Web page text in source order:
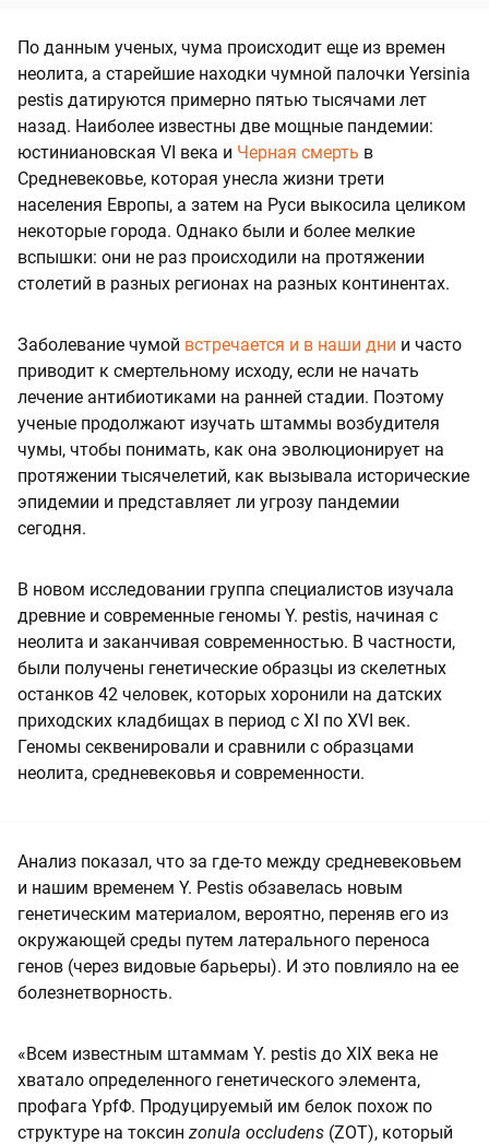
По данным ученых, чума происходит еще из времен
неолита, а старейшие находки чумной палочки Yersinia
pestis датируются примерно пятью тысячами лет
назад. Наиболее известны две мощные пандемии:
юстиниановская VI века и Черная смерть в
Средневековье, которая унесла жизни трети
населения Европы, а затем на Руси выкосила целиком
некоторые города. Однако были и более мелкие
вспышки: они не раз происходили на протяжении
столетий в разных регионах на разных континентах.
Заболевание чумой встречается и в наши дни и часто
приводит к смертельному исходу, если не начать
лечение антибиотиками на ранней стадии. Поэтому
ученые продолжают изучать штаммы возбудителя
чумы, чтобы понимать, как она эволюционирует на
протяжении тысячелетий, как вызывала исторические
эпидемии и представляет ли угрозу пандемии
сегодня.
В новом исследовании группа специалистов изучала
древние и современные геномы Y. pestis, начиная с
неолита и заканчивая современностью. В частности,
были получены генетические образцы из скелетных
останков 42 человек, которых хоронили на датских
приходских кладбищах в период с XI по XVI век.
Геномы секвенировали и сравнили с образцами
неолита, средневековья и современности.
Анализ показал, что за где-то между средневековьем
и нашим временем Y. Pestis обзавелась новым
генетическим материалом, вероятно, переняв его из
окружающей среды путем латерального переноса
генов (через видовые барьеры). И это повлияло на ее
болезнетворность.
«Всем известным штаммам Y. pestis до XIX века не
хватало определенного генетического элемента,
профага YpfΦ. Продуцируемый им белок похож по
структуре на токсин zonula occludens (ZOT), который